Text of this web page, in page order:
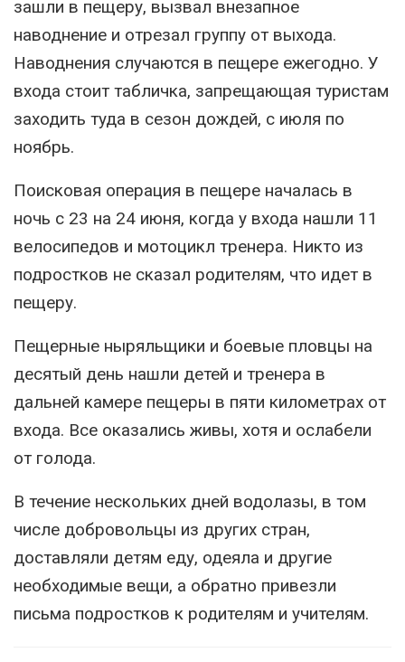
зашли в пещеру, вызвал внезапное
наводнение и отрезал группу от выхода.
Наводнения случаются в пещере ежегодно. У
входа стоит табличка, запрещающая туристам
заходить туда в сезон дождей, с июля по
ноябрь.
Поисковая операция в пещере началась в
ночь с 23 на 24 июня, когда у входа нашли 11
велосипедов и мотоцикл тренера. Никто из
подростков не сказал родителям, что идет в
пещеру.
Пещерные ныряльщики и боевые пловцы на
десятый день нашли детей и тренера в
дальней камере пещеры в пяти километрах от
входа. Все оказались живы, хотя и ослабели
от голода.
В течение нескольких дней водолазы, в том
числе добровольцы из других стран,
доставляли детям еду, одеяла и другие
необходимые вещи, а обратно привезли
письма подростков к родителям и учителям.